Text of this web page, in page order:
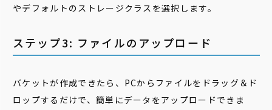
やデフォルトのストレージクラスを選択します。
ステップ3: ファイルのアップロード
バケットが作成できたら、PCからファイルをドラッグ＆ド
ロップするだけで、簡単にデータをアップロードできま